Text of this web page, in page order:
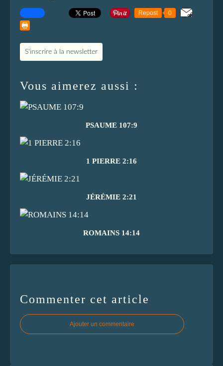
Repost 0
S'inscrire à la newsletter
Vous aimerez aussi :
PSAUME 107:9
1 PIERRE 2:16
JÉRÉMIE 2:21
ROMAINS 14:14
Commenter cet article
Ajouter un commentaire